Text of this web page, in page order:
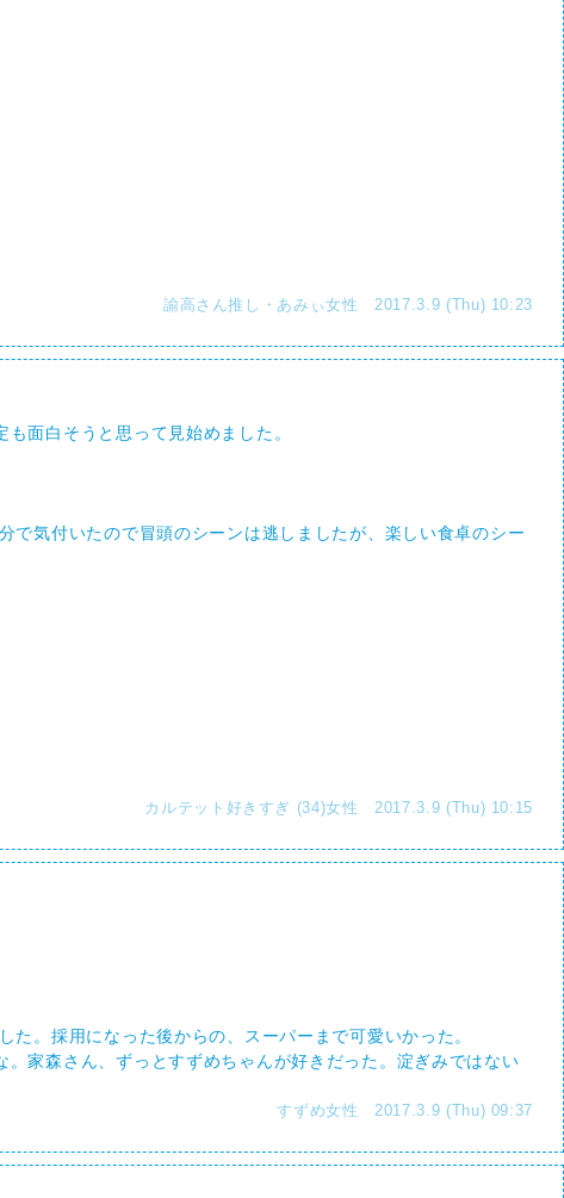
諭高さん推し・あみぃ女性 2017.3.9 (Thu) 10:23
面白そうと思って見始めました。
気付いたので冒頭のシーンは逃しましたが、楽しい食卓のシー
カルテット好きすぎ (34)女性 2017.3.9 (Thu) 10:15
。採用になった後からの、スーパーまで可愛いかった。
家森さん、ずっとすずめちゃんが好きだった。淀ぎみではない
すずめ女性 2017.3.9 (Thu) 09:37